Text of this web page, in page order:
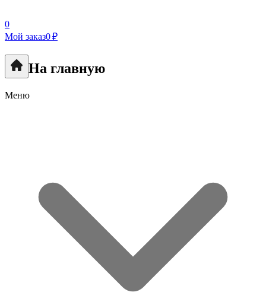
0
Мой заказ0 ₽
На главную
Меню